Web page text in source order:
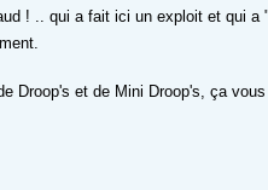
! .. qui a fait ici un exploit et qui a
et de Mini Droop's, ça